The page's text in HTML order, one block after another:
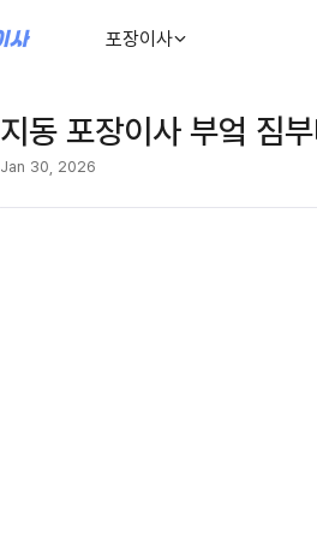
포장이사
지동 포장이사 부엌 짐
Jan 30, 2026